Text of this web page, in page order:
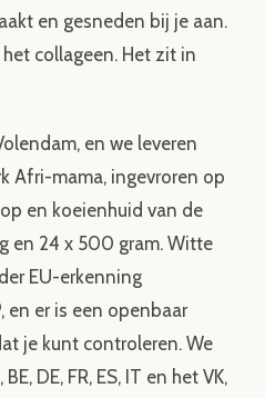
en gesneden bij je aan.
collageen. Het zit in
en we leveren
Afri-mama, ingevroren op
en koeienhuid van de
en 24 x 500 gram. Witte
EU-erkenning
en er is een openbaar
je kunt controleren. We
DE, FR, ES, IT en het VK,